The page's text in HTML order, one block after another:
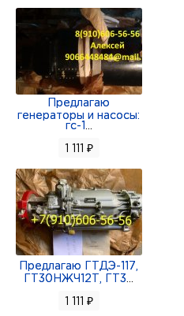
ГА-165Б; кран
кран ГА-111А; клапан
800600М; клапан
781100;
Предлагаю
генераторы и насосы:
гс-1
1 111 ₽
Предлагаю ГТДЭ-117,
ГТ30НЖЧ12Т, ГТ3
1 111 ₽